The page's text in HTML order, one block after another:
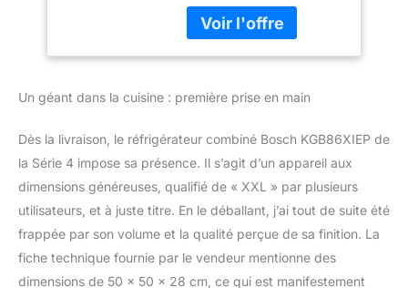
flux régulier d'air sec
partout dans votre
formation de givre.
celle-ci permettent un
éclairage uniforme de
votre réfrigérateur, sans
réfrigérateur dispose
d'un tiroir VitaFresh XXL
permettant de créer les
conditions idéales de
Un géant dans la cuisine : première prise en main
Dès la livraison, le réfrigérateur combiné Bosch KGB86XIEP de
la Série 4 impose sa présence. Il s’agit d’un appareil aux
dimensions généreuses, qualifié de « XXL » par plusieurs
utilisateurs, et à juste titre. En le déballant, j’ai tout de suite été
frappée par son volume et la qualité perçue de sa finition. La
fiche technique fournie par le vendeur mentionne des
dimensions de 50 x 50 x 28 cm, ce qui est manifestement